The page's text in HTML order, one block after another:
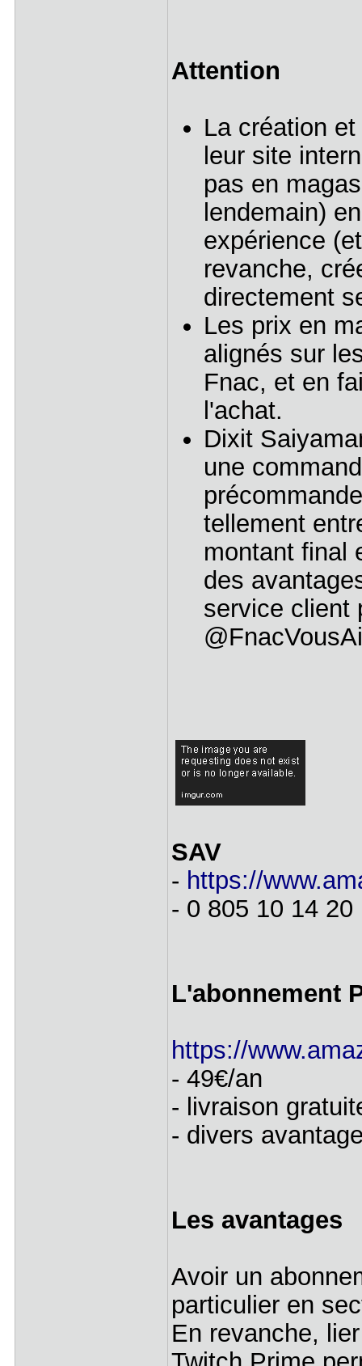
Attention
La création
leur site
pas en
lendemain)
expérience
revanche,
directement
Les prix en
alignés sur
Fnac, et en
l'achat.
Dixit
une
tellement
montant final
des
service client
SAV
- https://
- 0 805 10 14 20
L'abonnement
https://
- 49€/an
- livraison
- divers
Les avantages
Avoir un
particulier en
En revanche,